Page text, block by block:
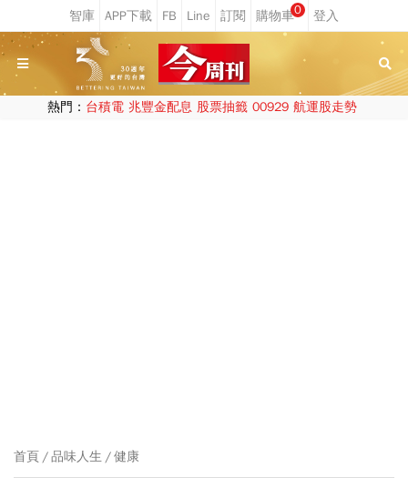
0
熱門： 台積電 兆豐金配息 股票抽籤 00929 航運股走勢
首頁 品味人生 健康